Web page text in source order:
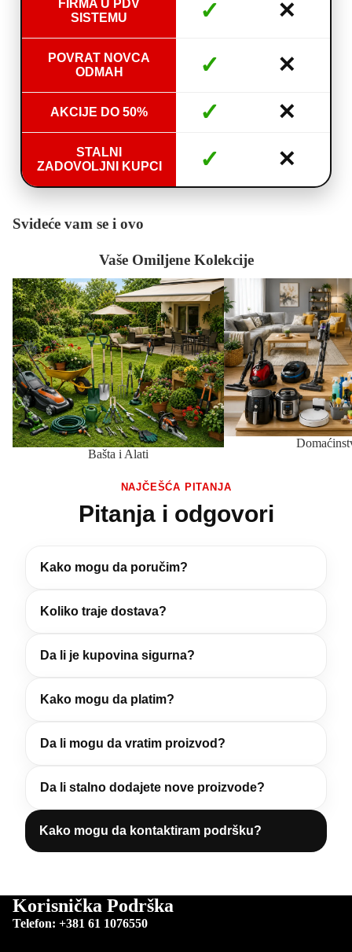
FIRMA U PDV
SISTEMU
✓ ✕
POVRAT NOVCA
ODMAH
✓ ✕
AKCIJE DO 50% ✓ ✕
STALNI
ZADOVOLJNI KUPCI
✓ ✕
Svideće vam se i ovo
Vaše Omiljene Kolekcije
Bašta i Alati
Bašta i Alati
Domaćinstvo
NAJČEŠĆA PITANJA
Pitanja i odgovori
Kako mogu da poručim?
Koliko traje dostava?
Da li je kupovina sigurna?
Kako mogu da platim?
Da li mogu da vratim proizvod?
Da li stalno dodajete nove proizvode?
Kako mogu da kontaktiram podršku?
Korisnička Podrška
Telefon: +381 61 1076550